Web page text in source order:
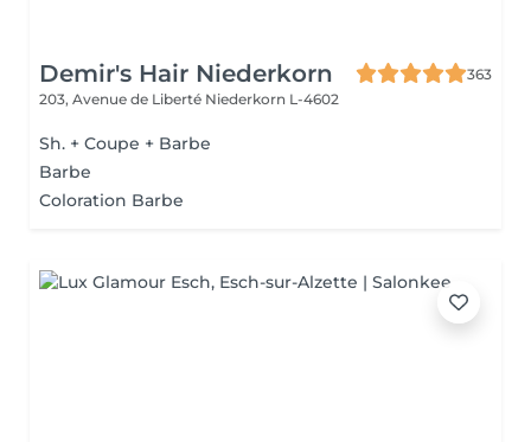
Demir's Hair Niederkorn
363
203, Avenue de Liberté Niederkorn L-4602
Sh. + Coupe + Barbe
Barbe
Coloration Barbe